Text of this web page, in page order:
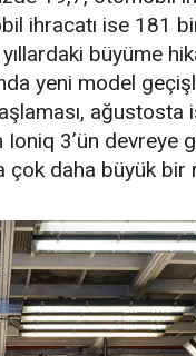
ihracatı ise 181
büyüme
yeni model
ağustosta
3’ün devreye
çok daha büyük bir